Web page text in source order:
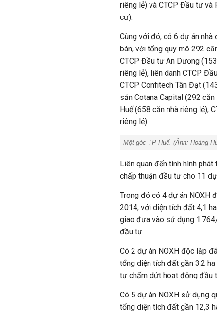
riêng lẻ) và CTCP Đầu tư và
cư).
Cùng với đó, có 6 dự án
bán, với tổng quy mô 292
CTCP Đầu tư An Dương
riêng lẻ), liên danh CTCP
CTCP Confitech Tân Đạt
sản Cotana Capital (292
Huế (658 căn nhà riêng lẻ),
riêng lẻ).
Một góc TP Huế. (Ảnh: Hoàng
Liên quan đến tình hình phát
chấp thuận đầu tư cho 11 dự
Trong đó có 4 dự án NOXH
2014, với diện tích đất 4,1
giao đưa vào sử dụng
đầu tư.
Có 2 dự án NOXH độc lập
tổng diện tích đất gần 3,2
tự chấm dứt hoạt động đầu
Có 5 dự án NOXH sử dụng
tổng diện tích đất gần 12,3